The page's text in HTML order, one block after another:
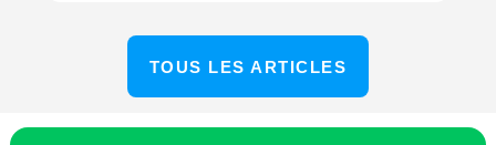
TOUS LES ARTICLES